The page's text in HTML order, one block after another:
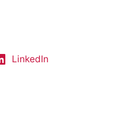
LinkedIn